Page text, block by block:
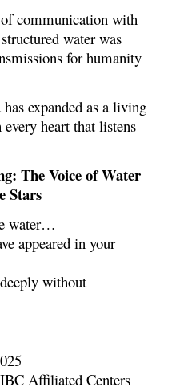
communication with
water was
for humanity
expanded as a living
heart that listens
The Voice of Water
Stars
water…
appeared in your
without
Affiliated Centers